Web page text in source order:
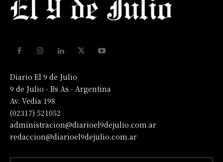
Diario El 9 de Julio
9 de Julio - Bs As - Argentina
Av. Vedia 198
(02317) 521052
administracion@diarioel9dejulio.com.ar
redaccion@diarioel9dejulio.com.ar